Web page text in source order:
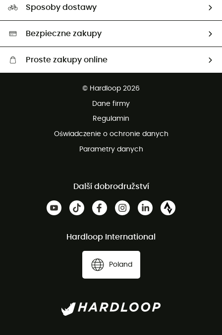
Ambasadorzy
Wybrane produkty eko
Sposoby dostawy
Bezpieczne zakupy
Proste zakupy online
© Hardloop 2026
Dane firmy
Regulamin
Oświadczenie o ochronie danych
Parametry danych
Další dobrodružství
Hardloop International
Poland